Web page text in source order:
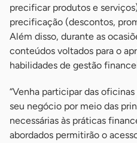
precificar produtos e
precificação (descontos,
Além disso, durante as
conteúdos voltados para o
habilidades de gestão
“Venha participar das
seu negócio por meio das
necessárias às práticas
abordados permitirão o